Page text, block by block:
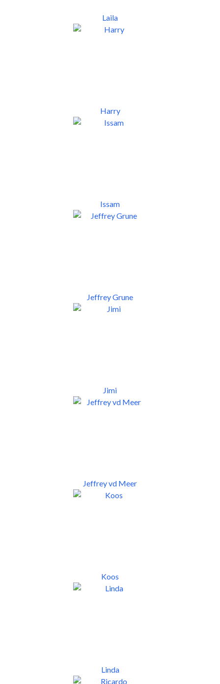
Laila
Harry
Issam
Jeffrey Grune
Jimi
Jeffrey vd Meer
Koos
Linda